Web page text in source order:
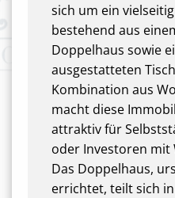
sich um ein
bestehend aus
Doppelhaus sowie
ausgestatteten
Kombination aus
macht diese
attraktiv für
oder Investoren mit
Das Doppelhaus,
errichtet, teilt sich